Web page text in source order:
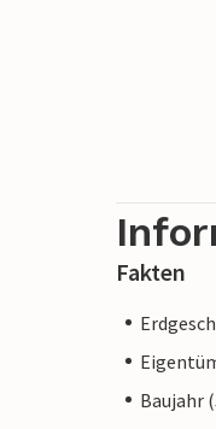
Fakten
Baujahr